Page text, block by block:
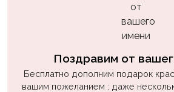
Поздравим от
Бесплатно дополним подарок
вашим пожеланием : даже